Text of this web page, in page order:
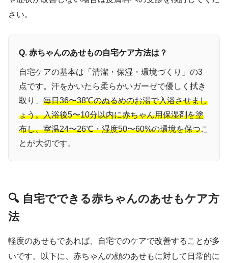
さい。
Q. 赤ちゃんのあせもの自宅ケア方法は？
自宅ケアの基本は「清潔・保湿・環境づくり」の3
点です。汗をかいたら柔らかいガーゼで優しく拭き
取り、 毎日36〜38℃のぬるめのお湯で入浴させまし
ょう。入浴後5〜10分以内に赤ちゃん用保湿剤を塗
布し、室温24〜26℃・湿度50〜60%の環境を保つこ
とが大切です。
🔍 自宅でできる赤ちゃんのあせもケア方
法
軽度のあせもであれば、自宅でのケアで改善することが多
いです。以下に、赤ちゃんの顔のあせもに対して日常的に